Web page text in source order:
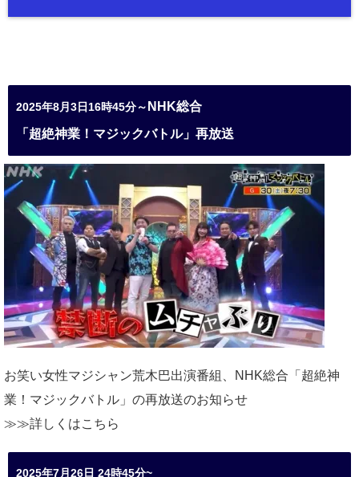
2025年8月3日16時45分～ NHK総合
「超絶神業！マジックバトル」再放送
お笑い女性マジシャン荒木巴出演番組、
NHK総合「超絶神
業！マジックバトル」の再放送のお知らせ
≫≫詳しくはこちら
2025年7月26日 24時45分~